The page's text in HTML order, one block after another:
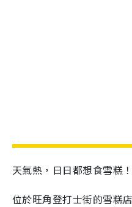
天氣熱，日日都想食雪糕！
位於旺角登打士街的雪糕